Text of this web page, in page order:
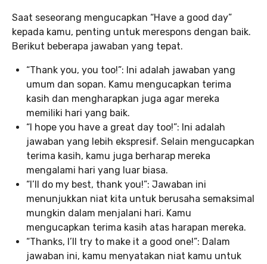
Saat seseorang mengucapkan “Have a good day”
kepada kamu, penting untuk merespons dengan baik.
Berikut beberapa jawaban yang tepat.
“Thank you, you too!”: Ini adalah jawaban yang
umum dan sopan. Kamu mengucapkan terima
kasih dan mengharapkan juga agar mereka
memiliki hari yang baik.
“I hope you have a great day too!”: Ini adalah
jawaban yang lebih ekspresif. Selain mengucapkan
terima kasih, kamu juga berharap mereka
mengalami hari yang luar biasa.
“I’ll do my best, thank you!”: Jawaban ini
menunjukkan niat kita untuk berusaha semaksimal
mungkin dalam menjalani hari. Kamu
mengucapkan terima kasih atas harapan mereka.
“Thanks, I’ll try to make it a good one!”: Dalam
jawaban ini, kamu menyatakan niat kamu untuk